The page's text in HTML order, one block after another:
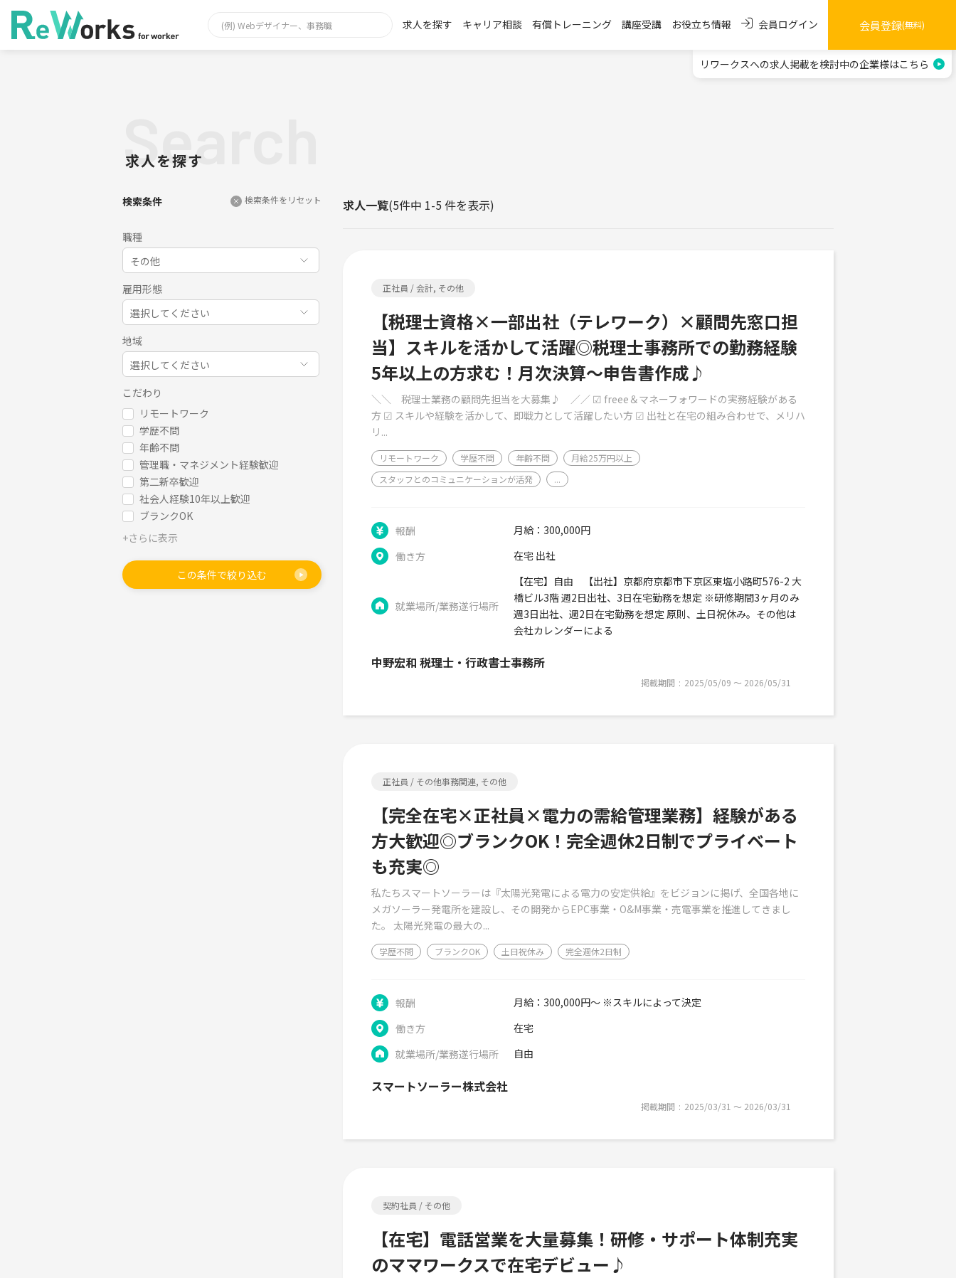
求人を探す キャリア相談 有償トレーニング 講座受講 お役立ち情報 会員ログイン 会員登録(無料)
リワークスへの求人掲載を検討中の企業様はこちら
求人を探す
Search
求人一覧(5件中 1-5 件を表示)
正社員 / 会計, その他
【税理士資格×一部出社（テレワーク）×顧問先窓口担
当】スキルを活かして活躍◎税理士事務所での勤務経験
5年以上の方求む！月次決算～申告書作成♪
＼＼ 税理士業務の顧問先担当を大募集♪ ／／ ☑ freee＆マネーフォワードの実務経験がある
方 ☑ スキルや経験を活かして、即戦力として活躍したい方 ☑ 出社と在宅の組み合わせで、メリハ
リ...
リモートワーク 学歴不問 年齢不問
月給25万円以上
スタッフとのコミュニケーションが活発
...
報酬
月給：300,000円
働き方
在宅 出社
就業場所/業務遂行場所
【在宅】自由 【出社】京都府京都市下京区東塩小路町576-2 大
橋ビル3階 週2日出社、3日在宅勤務を想定 ※研修期間3ヶ月のみ
週3日出社、週2日在宅勤務を想定 原則、土日祝休み。その他は
会社カレンダーによる
中野宏和 税理士・行政書士事務所
掲載期間 2025/05/09 〜 2026/05/31
正社員 / その他事務関連, その他
【完全在宅×正社員×電力の需給管理業務】経験がある
方大歓迎◎ブランクOK！完全週休2日制でプライベート
も充実◎
私たちスマートソーラーは『太陽光発電による電力の安定供給』をビジョンに掲げ、全国各地に
メガソーラー発電所を建設し、その開発からEPC事業・O&M事業・売電事業を推進してきまし
た。 太陽光発電の最大の...
学歴不問 ブランクOK 土日祝休み 完全週休2日制
報酬
月給：300,000円～ ※スキルによって決定
働き方
在宅
就業場所/業務遂行場所
自由
スマートソーラー株式会社
掲載期間 2025/03/31 〜 2026/03/31
契約社員 / その他
【在宅】電話営業を大量募集！研修・サポート体制充実
のママワークスで在宅デビュー♪
検索条件 検索条件をリセット
職種
その他
雇用形態
選択してください
地域
選択してください
こだわり
リモートワーク
学歴不問
年齢不問
管理職・マネジメント経験歓迎
第二新卒歓迎
社会人経験10年以上歓迎
ブランクOK
+さらに表示
この条件で絞り込む